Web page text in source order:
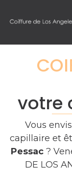
votre
Vous
capillaire et
Pessac?
DE LOS